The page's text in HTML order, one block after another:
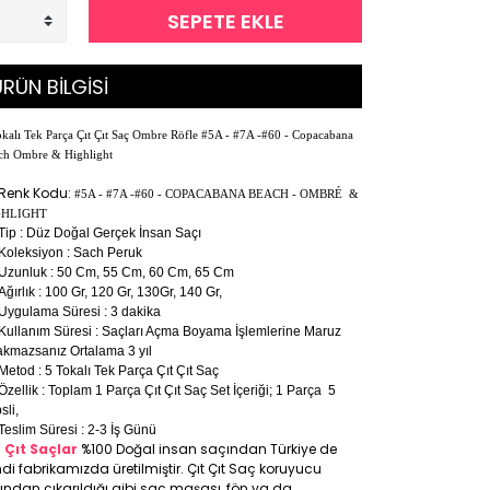
SEPETE EKLE
BİLGİSİ
Tek Parça Çıt Çıt Saç Ombre Röfle #5A - #7A -#60 - Copacabana
Ombre & Highlight
Kodu: #5A - #7A -#60 - COPACABANA BEACH - OMBRÉ &
: Düz Doğal Gerçek İnsan Saçı
Koleksiyon : Sach Peruk
Uzunluk : 50 Cm, 55 Cm, 60 Cm, 65 Cm
: 100 Gr, 120 Gr, 130Gr, 140 Gr,
Uygulama Süresi : 3 dakika
Kullanım Süresi : Saçları Açma Boyama İşlemlerine Maruz
Ortalama 3 yıl
Metod : 5 Tokalı Tek Parça Çıt Çıt Saç
: Toplam 1 Parça Çıt Çıt Saç Set İçeriği; 1 Parça 5
Süresi : 2-3 İş Günü
Çıt Saçlar %100 Doğal insan saçından Türkiye de
fabrikamızda üretilmiştir. Çıt Çıt Saç koruyucu